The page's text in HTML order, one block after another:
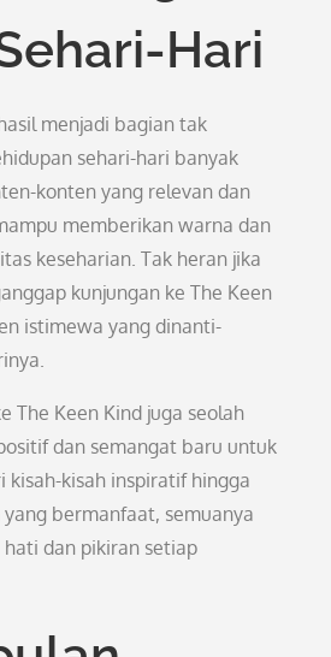
Hari
menjadi bagian tak
sehari-hari banyak
konten yang relevan dan
memberikan warna dan
keseharian. Tak heran jika
kunjungan ke The Keen
istimewa yang dinanti-
The Keen Kind juga seolah
dan semangat baru untuk
kisah-kisah inspiratif hingga
bermanfaat, semuanya
dan pikiran setiap